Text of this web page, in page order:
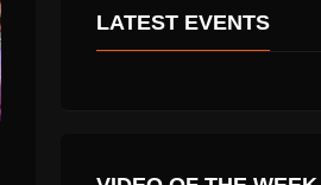
LATEST EVENTS